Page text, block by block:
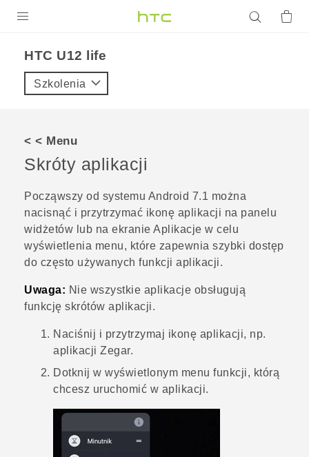
VIVE
POMOC TECHNICZNA
Urządzenia i akcesoria HTC
Zaloguj się
HTC U12 life‎
Szkolenia
< < Menu
Skróty aplikacji
Począwszy od systemu Android 7.1 można
nacisnąć i przytrzymać ikonę aplikacji na panelu
widżetów lub na ekranie Aplikacje w celu
wyświetlenia menu, które zapewnia szybki dostęp
do często używanych funkcji aplikacji.
Uwaga: Nie wszystkie aplikacje obsługują
funkcję skrótów aplikacji.
Naciśnij i przytrzymaj ikonę aplikacji, np.
aplikacji Zegar.
Dotknij w wyświetlonym menu funkcji, którą
chcesz uruchomić w aplikacji.